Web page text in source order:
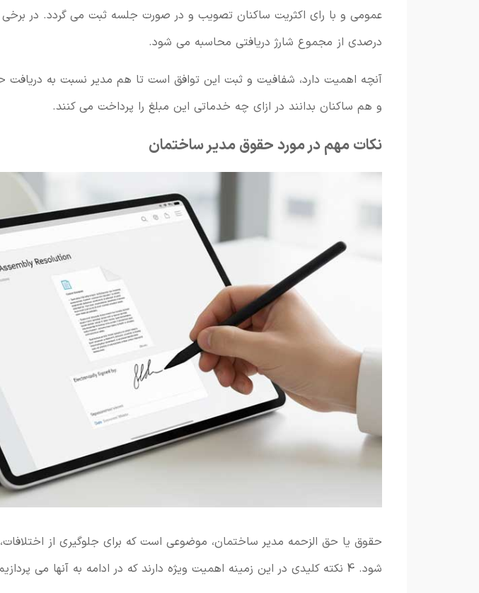
عمومی و با رای اکثریت ساکنان تصویب و در صورت جلسه ثبت می گردد. در برخی
درصدی از مجموع شارژ دریافتی محاسبه می شود.
آنچه اهمیت دارد، شفافیت و ثبت این توافق است تا هم مدیر نسبت به دریافت
و هم ساکنان بدانند در ازای چه خدماتی این مبلغ را پرداخت می کنند.
نکات مهم در مورد حقوق مدیر ساختمان
حقوق یا حق الزحمه مدیر ساختمان، موضوعی است که برای جلوگیری از
شود. 4 نکته کلیدی در این زمینه اهمیت ویژه دارند که در ادامه به آنها می پردازیم.